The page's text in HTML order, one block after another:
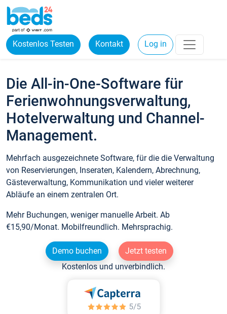
Kostenlos Testen Kontakt Log in
Die All-in-One-Software für
Ferienwohnungsverwaltung,
Hotelverwaltung und Channel-
Management.
Mehrfach ausgezeichnete Software, für die die Verwaltung
von Reservierungen, Inseraten, Kalendern, Abrechnung,
Gästeverwaltung, Kommunikation und vieler weiterer
Abläufe an einem zentralen Ort.
Mehr Buchungen, weniger manuelle Arbeit. Ab
€15,90/Monat. Mobilfreundlich. Mehrsprachig.
Demo buchen
Jetzt testen
Kostenlos und unverbindlich.